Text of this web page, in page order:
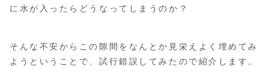
に水が入ったらどうなってしまうのか？
そんな不安からこの隙間をなんとか見栄えよく埋めてみ
ようということで、試行錯誤してみたので紹介します。